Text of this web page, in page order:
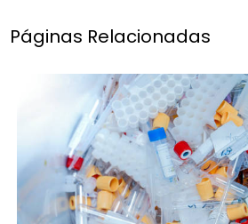
Páginas Relacionadas